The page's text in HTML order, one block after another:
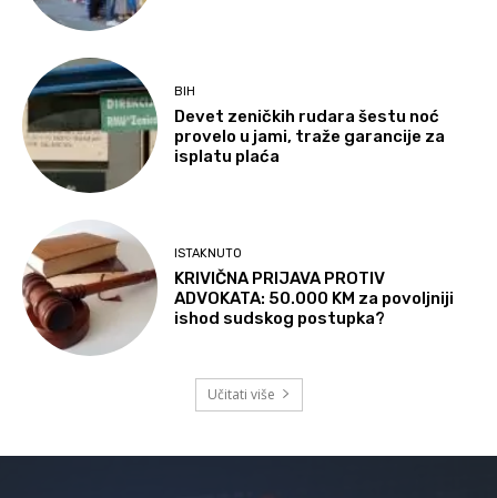
BIH
Devet zeničkih rudara šestu noć
provelo u jami, traže garancije za
isplatu plaća
ISTAKNUTO
KRIVIČNA PRIJAVA PROTIV
ADVOKATA: 50.000 KM za povoljniji
ishod sudskog postupka?
Učitati više